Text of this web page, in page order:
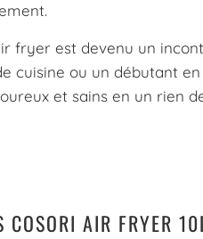
fryer est devenu un
cuisine ou un débutant
et sains en un rien
AIR FRYER